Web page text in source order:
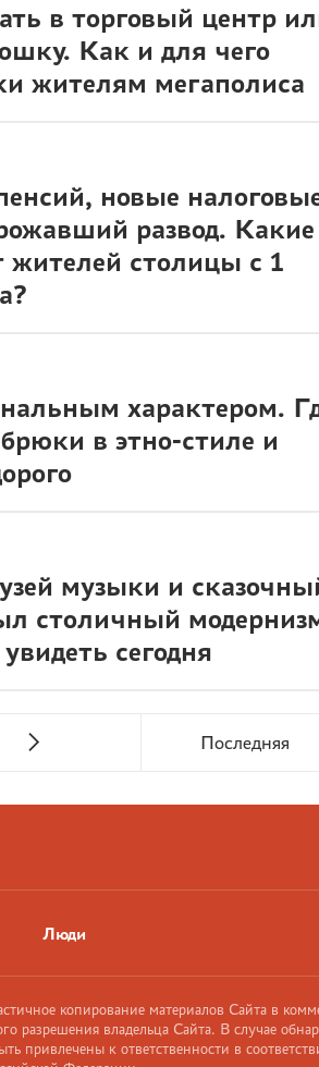
в торговый центр
Как и для чего
жителям мегаполиса
новые
развод. Какие
жителей столицы с 1
характером.
в этно-стиле и
музыки и
столичный
сегодня
Последняя
Люди
копирование материалов Сайта в
разрешения владельца Сайта. В случае
привлечены к ответственности в